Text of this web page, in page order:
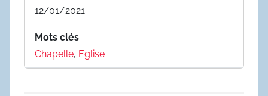
12/01/2021
Mots clés
Chapelle, Eglise